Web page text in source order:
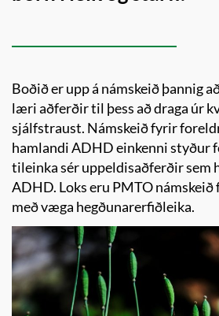
Boðið er upp á námskeið þannig
læri aðferðir til þess að draga úr
sjálfstraust. Námskeið fyrir
hamlandi ADHD einkenni styður
tileinka sér uppeldisaðferðir sem
ADHD. Loks eru PMTO
með væga hegðunarerfiðleika.